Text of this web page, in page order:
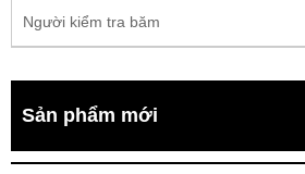
Người kiểm tra băm
Sản phẩm mới